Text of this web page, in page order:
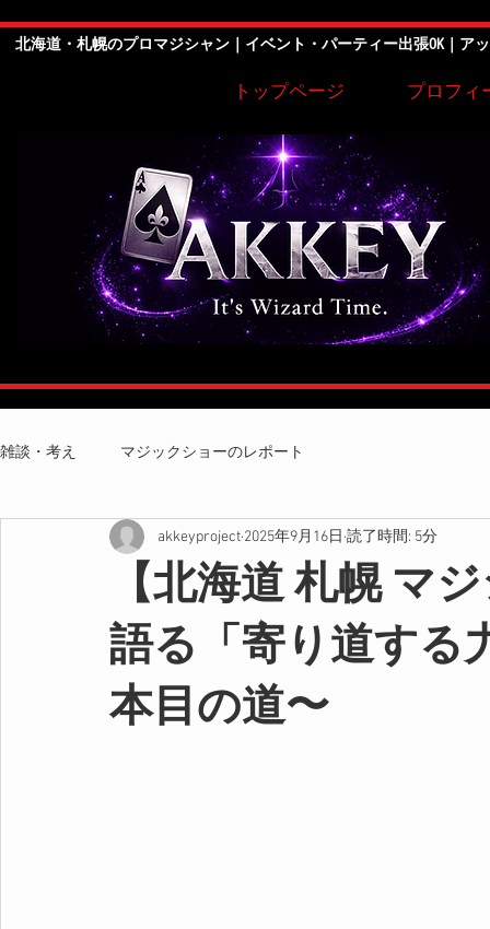
北海道・札幌のプロマジシャン｜イベント・パーティー出張OK｜ア
トップページ プロフィ
雑談・考え マジックショーのレポート
【北海道 札幌 マ
語る「寄り道する
本目の道〜
akkeyproject 2025年9月16日 読了時間: 5分